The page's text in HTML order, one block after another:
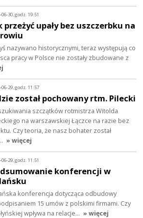
06-30, godz. 19:51
przeżyć upały bez uszczerbku na
nazywano historycznymi, teraz występują co
pracy w Polsce nie zostały zbudowane z
06-29, godz. 11:57
został pochowany rtm. Pilecki
szczątków rotmistrza Witolda
na warszawskiej Łączce na razie bez
Czy teoria, że nasz bohater został
» więcej
06-29, godz. 11:51
konferencji w
konferencja dotycząca odbudowy
15 umów z polskimi firmami. Czy
wpływa na relacje… » więcej